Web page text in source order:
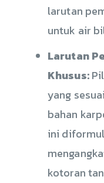
larutan
untuk air
Larutan
Khusus:
yang
bahan
ini
kotoran